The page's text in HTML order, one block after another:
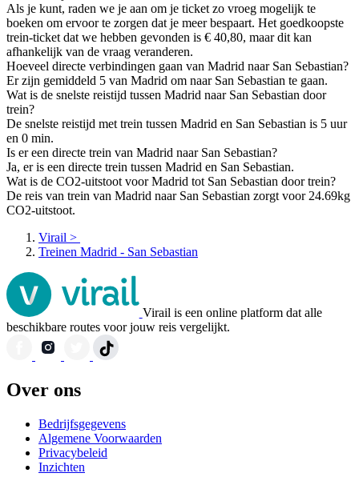
Als je kunt, raden we je aan om je ticket zo vroeg mogelijk te
boeken om ervoor te zorgen dat je meer bespaart. Het goedkoopste
trein-ticket dat we hebben gevonden is € 40,80, maar dit kan
afhankelijk van de vraag veranderen.
Hoeveel directe verbindingen gaan van Madrid naar San Sebastian?
Er zijn gemiddeld 5 van Madrid om naar San Sebastian te gaan.
Wat is de snelste reistijd tussen Madrid naar San Sebastian door
trein?
De snelste reistijd met trein tussen Madrid en San Sebastian is 5 uur
en 0 min.
Is er een directe trein van Madrid naar San Sebastian?
Ja, er is een directe trein tussen Madrid en San Sebastian.
Wat is de CO2-uitstoot voor Madrid tot San Sebastian door trein?
De reis van trein van Madrid naar San Sebastian zorgt voor 24.69kg
CO2-uitstoot.
Virail >
Treinen Madrid - San Sebastian
Virail is een online platform dat alle
beschikbare routes voor jouw reis vergelijkt.
Over ons
Bedrijfsgegevens
Algemene Voorwaarden
Privacybeleid
Inzichten